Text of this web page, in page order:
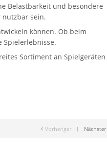
Belastbarkeit und besondere
nutzbar sein.
können. Ob beim
Spielerlebnisse.
Sortiment an Spielgeräten
Vorheriger | Nächster